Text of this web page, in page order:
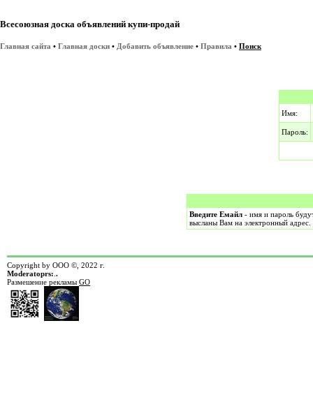
Всесоюзная доска объявлений купи-продай
Главная сайта • Главная доски • Добавить объявление • Правила • Поиск
Имя:
Пароль:
Введите Емайл- имя и пароль
высланы Вам на электронный адрес.
Copyright by ООО ©, 2022 г.
Moderatoprs: .
Размешение рекламы GO